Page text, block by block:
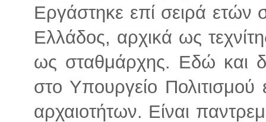
Εργάστηκε επί σειρά
Ελλάδος, αρχικά ως
ως σταθμάρχης. Εδώ και
στο Υπουργείο
αρχαιοτήτων. Είναι